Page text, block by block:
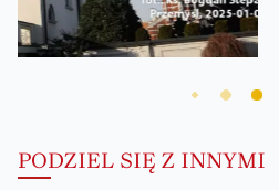
PODZIEL SIĘ Z INNYMI